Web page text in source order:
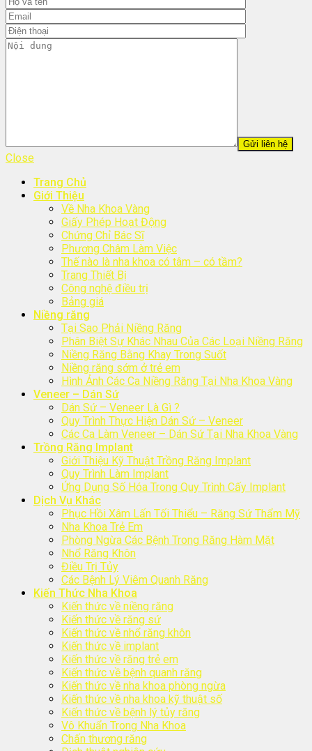
Close
Trang Chủ
Giới Thiệu
Về Nha Khoa Vàng
Giấy Phép Hoạt Động
Chứng Chỉ Bác Sĩ
Phương Châm Làm Việc
Thế nào là nha khoa có tâm – có tầm?
Trang Thiết Bị
Công nghệ điều trị
Bảng giá
Niềng răng
Tại Sao Phải Niềng Răng
Phân Biệt Sự Khác Nhau Của Các Loại Niềng Răng
Niềng Răng Bằng Khay Trong Suốt
Niềng răng sớm ở trẻ em
Hình Ảnh Các Ca Niềng Răng Tại Nha Khoa Vàng
Veneer – Dán Sứ
Dán Sứ – Veneer Là Gì ?
Quy Trình Thực Hiện Dán Sứ – Veneer
Các Ca Làm Veneer – Dán Sứ Tại Nha Khoa Vàng
Trồng Răng Implant
Giới Thiệu Kỹ Thuật Trồng Răng Implant
Quy Trình Làm Implant
Ứng Dụng Số Hóa Trong Quy Trình Cấy Implant
Dịch Vụ Khác
Phục Hồi Xâm Lấn Tối Thiểu – Răng Sứ Thẩm Mỹ
Nha Khoa Trẻ Em
Phòng Ngừa Các Bệnh Trong Răng Hàm Mặt
Nhổ Răng Khôn
Điều Trị Tủy
Các Bệnh Lý Viêm Quanh Răng
Kiến Thức Nha Khoa
Kiến thức về niềng răng
Kiến thức về răng sứ
Kiến thức về nhổ răng khôn
Kiến thức về implant
Kiến thức về răng trẻ em
Kiến thức về bệnh quanh răng
Kiến thức về nha khoa phòng ngừa
Kiến thức về nha khoa kỹ thuật số
Kiến thức về bệnh lý tủy răng
Vô Khuẩn Trong Nha Khoa
Chấn thương răng